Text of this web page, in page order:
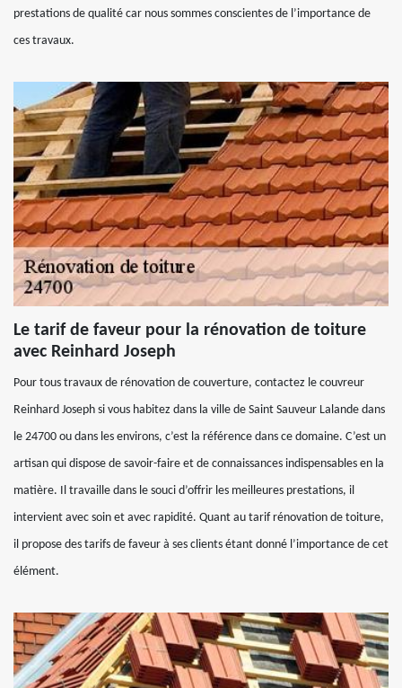
prestations de qualité car nous sommes conscientes de l’importance de
ces travaux.
Le tarif de faveur pour la rénovation de toiture
avec Reinhard Joseph
Pour tous travaux de rénovation de couverture, contactez le couvreur
Reinhard Joseph si vous habitez dans la ville de Saint Sauveur Lalande dans
le 24700 ou dans les environs, c’est la référence dans ce domaine. C’est un
artisan qui dispose de savoir-faire et de connaissances indispensables en la
matière. Il travaille dans le souci d’offrir les meilleures prestations, il
intervient avec soin et avec rapidité. Quant au tarif rénovation de toiture,
il propose des tarifs de faveur à ses clients étant donné l’importance de cet
élément.